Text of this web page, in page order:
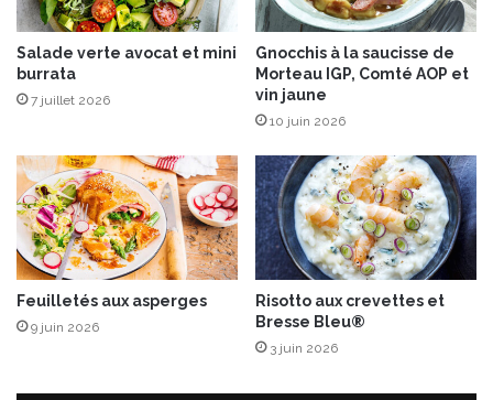
i
z
z
a
T
p
i
n
g
a
x
C
Salade verte avocat et mini
burrata
7 juillet 2026
Gnocchis à la saucisse de
Morteau IGP, Comté AOP et
vin jaune
10 juin 2026
Feuilletés aux asperges
9 juin 2026
Risotto aux crevettes et
Bresse Bleu®
3 juin 2026